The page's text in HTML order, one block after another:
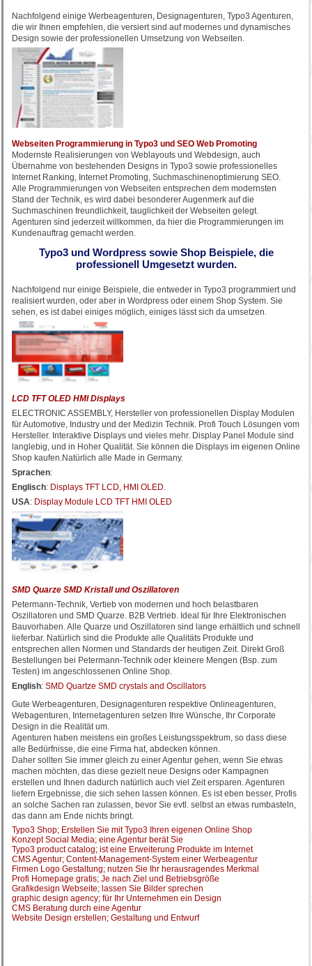
Nachfolgend einige Werbeagenturen, Designagenturen, Typo3 Agenturen,
die wir Ihnen empfehlen, die versiert sind auf modernes und dynamisches
Design sowie der professionellen Umsetzung von Webseiten.
Webseiten Programmierung in Typo3 und SEO Web Promoting
Modernste Realisierungen von Weblayouts und Webdesign, auch
Übernahme von bestehenden Designs in Typo3 sowie professionelles
Internet Ranking, Internet Promoting, Suchmaschinenoptimierung SEO.
Alle Programmierungen von Webseiten entsprechen dem modernsten
Stand der Technik, es wird dabei besonderer Augenmerk auf die
Suchmaschinen freundlichkeit, tauglichkeit der Webseiten gelegt.
Agenturen sind jederzeit willkommen, da hier die Programmierungen im
Kundenauftrag gemacht werden.
Typo3 und Wordpress sowie Shop Beispiele, die
professionell Umgesetzt wurden.
Nachfolgend nur einige Beispiele, die entweder in Typo3 programmiert und
realisiert wurden, oder aber in Wordpress oder einem Shop System. Sie
sehen, es ist dabei einiges möglich, einiges lässt sich da umsetzen.
LCD TFT OLED HMI Displays
ELECTRONIC ASSEMBLY, Hersteller von professionellen Display Modulen
für Automotive, Industry und der Medizin Technik. Profi Touch Lösungen vom
Hersteller. Interaktive Displays und vieles mehr. Display Panel Module sind
langlebig, und in Hoher Qualität. Sie können die Displays im eigenen Online
Shop kaufen.Natürlich alle Made in Germany.
Sprachen:
Englisch: Displays TFT LCD, HMI OLED.
USA: Display Module LCD TFT HMI OLED
SMD Quarze SMD Kristall und Oszillatoren
Petermann-Technik, Vertieb von modernen und hoch belastbaren
Oszillatoren und SMD Quarze. B2B Vertrieb. Ideal für Ihre Elektronischen
Bauvorhaben. Alle Quarze und Oszillatoren sind lange erhältlich und schnell
lieferbar. Natürlich sind die Produkte alle Qualitäts Produkte und
entsprechen allen Normen und Standards der heutigen Zeit. Direkt Groß
Bestellungen bei Petermann-Technik oder kleinere Mengen (Bsp. zum
Testen) im angeschlossenen Online Shop.
English: SMD Quartze SMD crystals and Oscillators
Gute Werbeagenturen, Designagenturen respektive Onlineagenturen,
Webagenturen, Internetagenturen setzen Ihre Wünsche, Ihr Corporate
Design in die Realität um.
Agenturen haben meistens ein großes Leistungsspektrum, so dass diese
alle Bedürfnisse, die eine Firma hat, abdecken können.
Daher sollten Sie immer gleich zu einer Agentur gehen, wenn Sie etwas
machen möchten, das diese gezielt neue Designs oder Kampagnen
erstellen und Ihnen dadurch natürlich auch viel Zeit ersparen. Agenturen
liefern Ergebnisse, die sich sehen lassen können. Es ist eben besser, Profis
an solche Sachen ran zulassen, bevor Sie evtl. selbst an etwas rumbasteln,
das dann am Ende nichts bringt.
Typo3 Shop; Erstellen Sie mit Typo3 Ihren eigenen Online Shop
Konzept Social Media; eine Agentur berät Sie
Typo3 product catalog; ist eine Erweiterung Produkte im Internet
CMS Agentur; Content-Management-System einer Werbeagentur
Firmen Logo Gestaltung; nutzen Sie Ihr herausragendes Merkmal
Profi Homepage gratis; Je nach Ziel und Betriebsgröße
Grafikdesign Webseite; lassen Sie Bilder sprechen
graphic design agency; für Ihr Unternehmen ein Design
CMS Beratung durch eine Agentur
Website Design erstellen; Gestaltung und Entwurf